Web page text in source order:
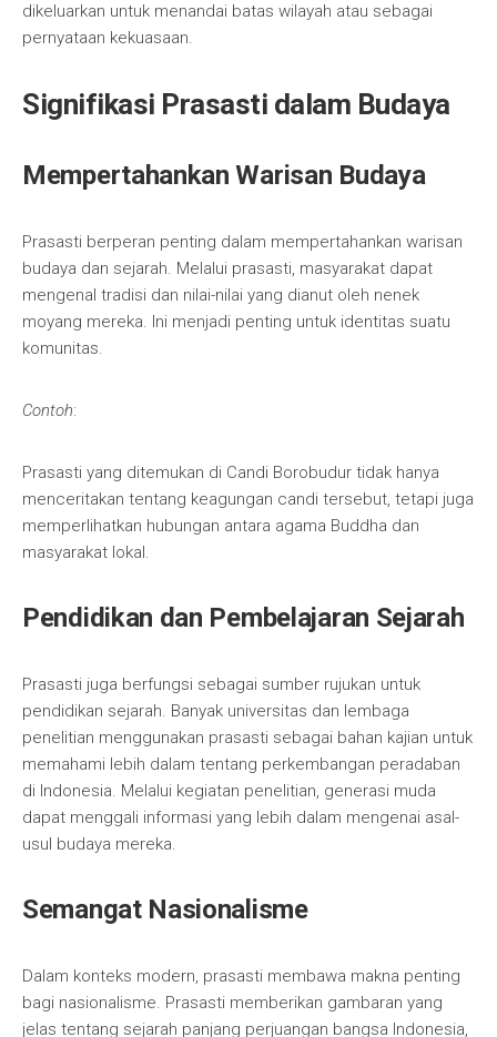
dikeluarkan untuk menandai batas wilayah atau sebagai
pernyataan kekuasaan.
Signifikasi Prasasti dalam Budaya
Mempertahankan Warisan Budaya
Prasasti berperan penting dalam mempertahankan warisan
budaya dan sejarah. Melalui prasasti, masyarakat dapat
mengenal tradisi dan nilai-nilai yang dianut oleh nenek
moyang mereka. Ini menjadi penting untuk identitas suatu
komunitas.
Contoh:
Prasasti yang ditemukan di Candi Borobudur tidak hanya
menceritakan tentang keagungan candi tersebut, tetapi juga
memperlihatkan hubungan antara agama Buddha dan
masyarakat lokal.
Pendidikan dan Pembelajaran Sejarah
Prasasti juga berfungsi sebagai sumber rujukan untuk
pendidikan sejarah. Banyak universitas dan lembaga
penelitian menggunakan prasasti sebagai bahan kajian untuk
memahami lebih dalam tentang perkembangan peradaban
di Indonesia. Melalui kegiatan penelitian, generasi muda
dapat menggali informasi yang lebih dalam mengenai asal-
usul budaya mereka.
Semangat Nasionalisme
Dalam konteks modern, prasasti membawa makna penting
bagi nasionalisme. Prasasti memberikan gambaran yang
jelas tentang sejarah panjang perjuangan bangsa Indonesia,